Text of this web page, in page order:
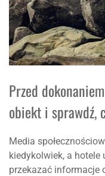
Przed
obiekt i sprawdź,
Media
kiedykolwiek, a
przekazać informacje